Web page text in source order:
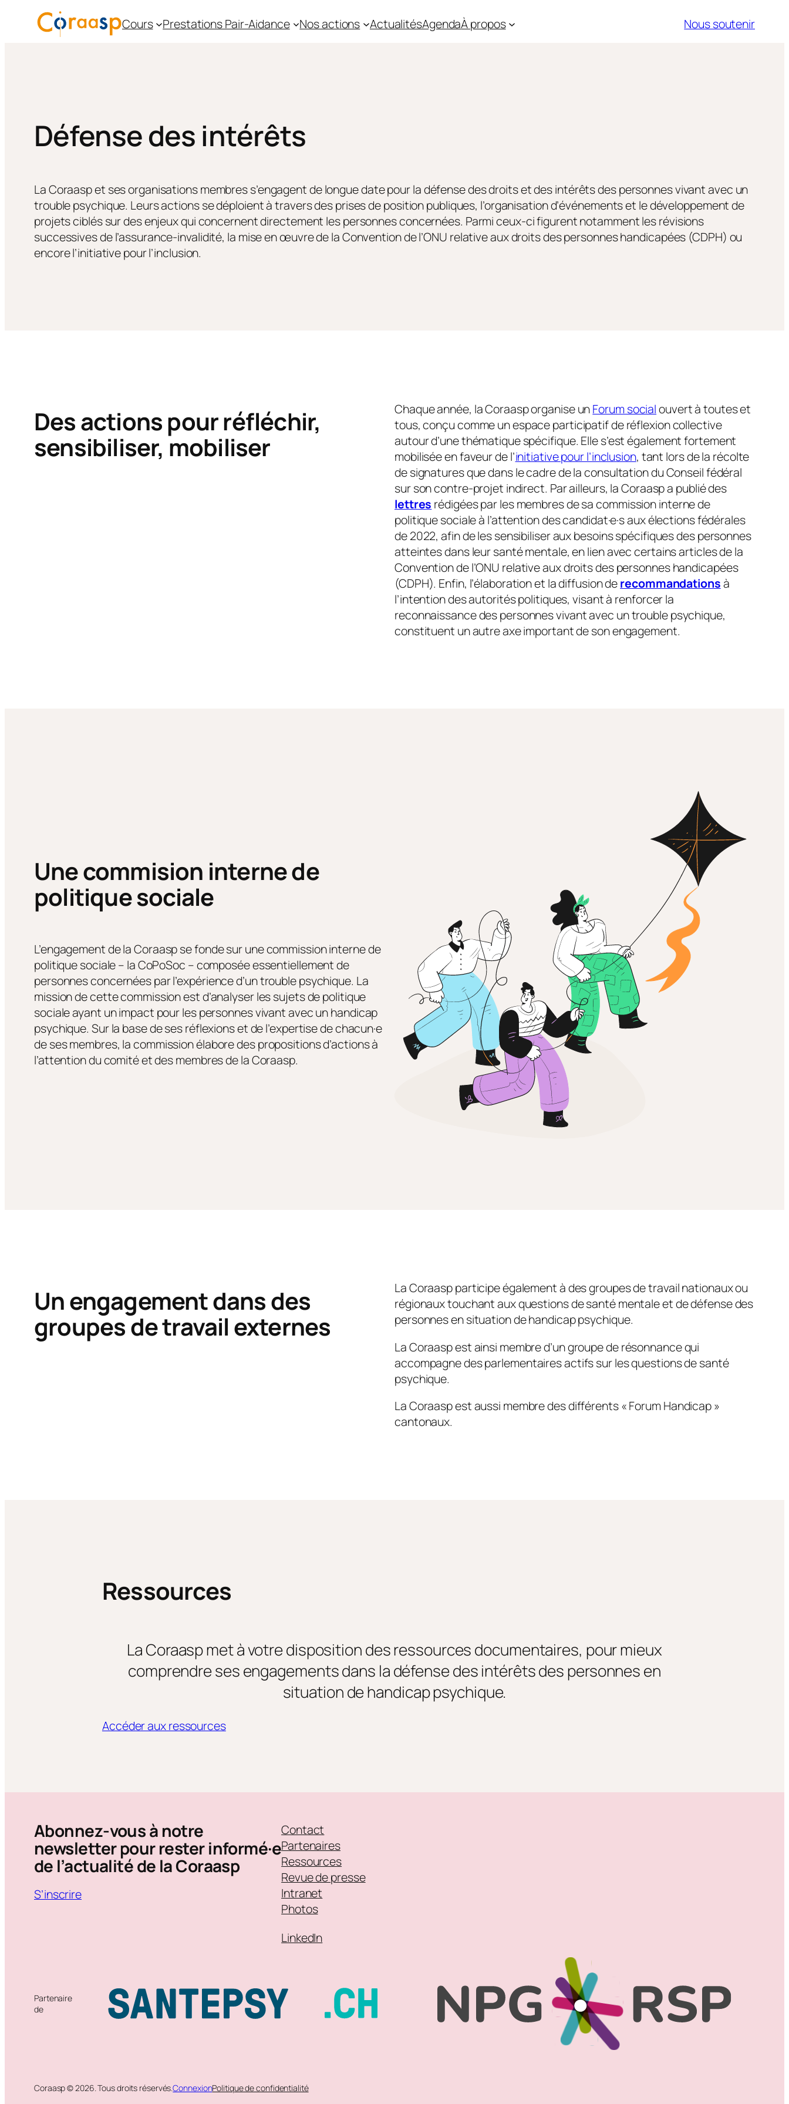
Cours Prestations Pair-Aidance Nos actions ActualitésAgendaÀ propos Nous soutenir
Défense des intérêts
La Coraasp et ses organisations membres s’engagent de longue date pour la défense des droits et des intérêts des personnes vivant avec un
trouble psychique. Leurs actions se déploient à travers des prises de position publiques, l’organisation d’événements et le développement de
projets ciblés sur des enjeux qui concernent directement les personnes concernées. Parmi ceux-ci figurent notamment les révisions
successives de l’assurance-invalidité, la mise en œuvre de la Convention de l’ONU relative aux droits des personnes handicapées (CDPH) ou
encore l’initiative pour l’inclusion.
Des actions pour réfléchir,
sensibiliser, mobiliser
Chaque année, la Coraasp organise unForum socialouvert à toutes et
tous, conçu comme un espace participatif de réflexion collective
autour d’une thématique spécifique. Elle s’est également fortement
mobilisée en faveur de l’initiative pour l’inclusion, tant lors de la récolte
de signatures que dans le cadre de la consultation du Conseil fédéral
sur son contre-projet indirect. Par ailleurs, la Coraasp a publié des
lettres rédigées par les membres de sa commission interne de
politique sociale à l’attention des candidat·e·s aux élections fédérales
de 2022, afin de les sensibiliser aux besoins spécifiques des personnes
atteintes dans leur santé mentale, en lien avec certains articles de la
Convention de l’ONU relative aux droits des personnes handicapées
(CDPH). Enfin, l’élaboration et la diffusion derecommandationsà
l’intention des autorités politiques, visant à renforcer la
reconnaissance des personnes vivant avec un trouble psychique,
constituent un autre axe important de son engagement.
Une commision interne de
politique sociale
L’engagement de la Coraasp se fonde sur une commission interne de
politique sociale – la CoPoSoc – composée essentiellement de
personnes concernées par l’expérience d’un trouble psychique. La
mission de cette commission est d’analyser les sujets de politique
sociale ayant un impact pour les personnes vivant avec un handicap
psychique. Sur la base de ses réflexions et de l’expertise de chacun·e
de ses membres, la commission élabore des propositions d’actions à
l’attention du comité et des membres de la Coraasp.
Un engagement dans des
groupes de travail externes
La Coraasp participe également à des groupes de travail nationaux ou
régionaux touchant aux questions de santé mentale et de défense des
personnes en situation de handicap psychique.
La Coraasp est ainsi membre d’un groupe de résonnance qui
accompagne des parlementaires actifs sur les questions de santé
psychique.
La Coraasp est aussi membre des différents « Forum Handicap »
cantonaux.
Ressources
La Coraasp met à votre disposition des ressources documentaires, pour mieux
comprendre ses engagements dans la défense des intérêts des personnes en
situation de handicap psychique.
Accéder aux ressources
Abonnez-vous à notre
newsletter pour rester informé·e
de l’actualité de la Coraasp
S’inscrire
Contact
Partenaires
Ressources
Revue de presse
Intranet
Photos
LinkedIn
Partenaire
de
Coraasp © 2026. Tous droits réservés.ConnexionPolitique de confidentialité